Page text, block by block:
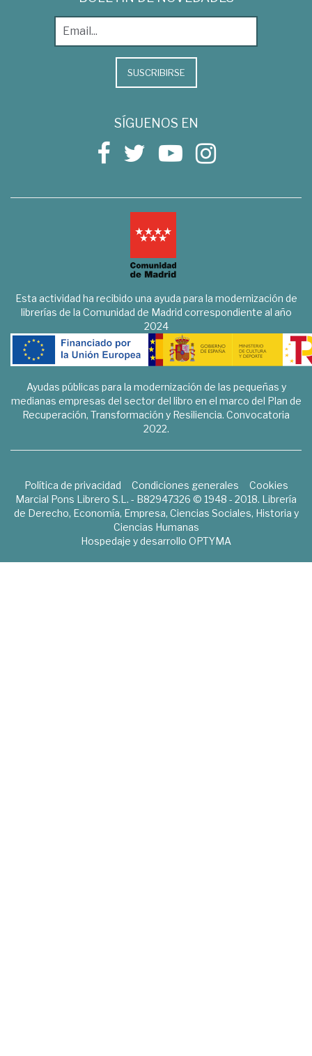
SUSCRIBIRSE
SÍGUENOS EN
Esta actividad ha recibido una ayuda para la modernización de
librerías de la Comunidad de Madrid correspondiente al año
2024
Ayudas públicas para la modernización de las pequeñas y
medianas empresas del sector del libro en el marco del Plan de
Recuperación, Transformación y Resiliencia. Convocatoria
2022.
Política de privacidad Condiciones generales
Cookies
Marcial Pons Librero S.L. - B82947326 © 1948 - 2018. Librería
de Derecho, Economía, Empresa, Ciencias Sociales, Historia y
Ciencias Humanas
Hospedaje y desarrollo OPTYMA